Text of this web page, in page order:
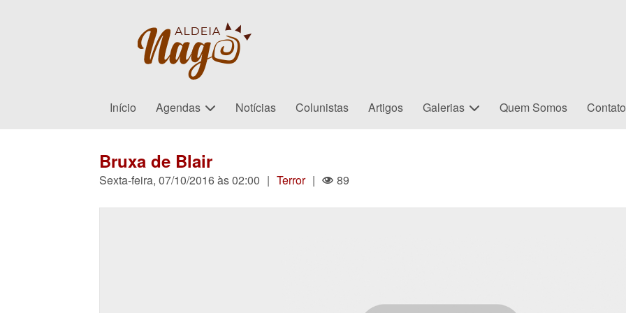
Início Agendas Notícias Colunistas Artigos Galerias Quem Somos Contato
Bruxa de Blair
Sexta-feira, 07/10/2016 às 02:00 | Terror | 89